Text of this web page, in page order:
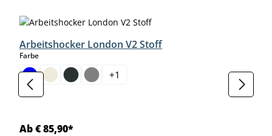
Arbeitshocker London V2 Stoff
Farbeauswählen
+1
Ab € 85,90*